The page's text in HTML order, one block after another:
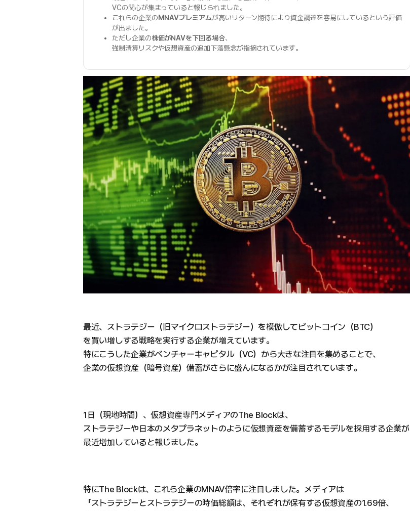
VCの関心が集まっていると報じられました。
これらの企業のMNAVプレミアムが高いリターン期待により資金調達を容易にしているという評価
が出ました。
ただし企業の株価がNAVを下回る場合、
強制清算リスクや仮想資産の追加下落懸念が指摘されています。
最近、ストラテジー（旧マイクロストラテジー）を模倣してビットコイン（BTC）
を買い増しする戦略を実行する企業が増えています。
特にこうした企業がベンチャーキャピタル（VC）から大きな注目を集めることで、
企業の仮想資産（暗号資産）備蓄がさらに盛んになるかが注目されています。
1日（現地時間）、仮想資産専門メディアのThe Blockは、
ストラテジーや日本のメタプラネットのように仮想資産を備蓄するモデルを採用する企業が
最近増加していると報じました。
特にThe Blockは、これら企業のMNAV倍率に注目しました。メディアは
「ストラテジーとストラテジーの時価総額は、それぞれが保有する仮想資産の1.69倍、